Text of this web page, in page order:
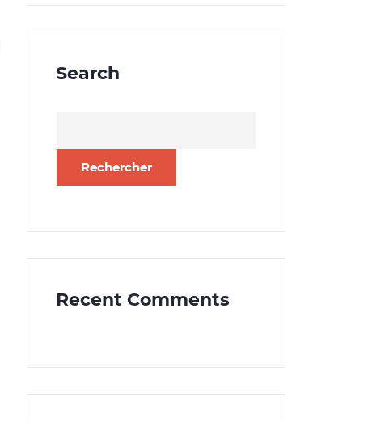
Search
Recent Comments